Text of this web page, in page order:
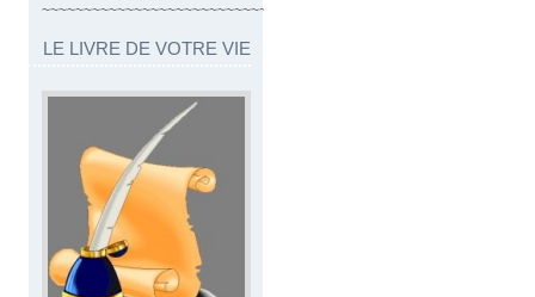
~~~~~~~~~~~~~~~~~~~~~~~~~~~~~~~~~
LE LIVRE DE VOTRE VIE